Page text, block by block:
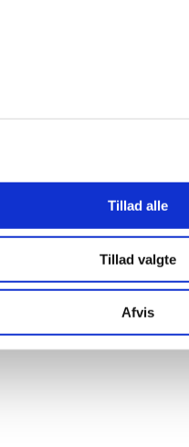
Tillad alle
Tillad valgte
Afvis